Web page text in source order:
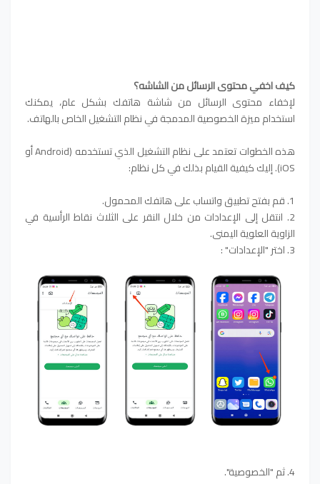
كيف اخفي محتوى الرسائل من الشاشه؟
لإخفاء محتوى الرسائل من شاشة هاتفك بشكل عام، يمكنك
استخدام ميزة الخصوصية المدمجة في نظام التشغيل الخاص بالهاتف.
هذه الخطوات تعتمد على نظام التشغيل الذي تستخدمه (Android أو
iOS). إليك كيفية القيام بذلك في كل نظام:
1. قم بفتح تطبيق واتساب على هاتفك المحمول.
2. انتقل إلى الإعدادات من خلال النقر على الثلاث نقاط الرأسية في
الزاوية العلوية اليمنى.
3. اختر "الإعدادات" :
4. ثم "الخصوصية".